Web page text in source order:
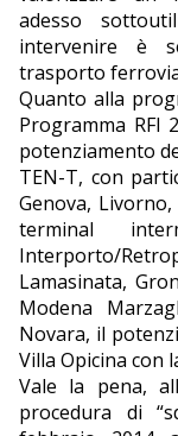
adesso
intervenire è
trasporto
Quanto alla
Programma RFI
potenziamento
TEN-T, con
Genova,
terminal
Interporto/
Lamasinata,
Modena
Novara, il
Villa Opicina con
Vale la pena,
procedura di